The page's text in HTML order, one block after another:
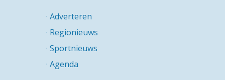
· Adverteren
· Regionieuws
· Sportnieuws
· Agenda